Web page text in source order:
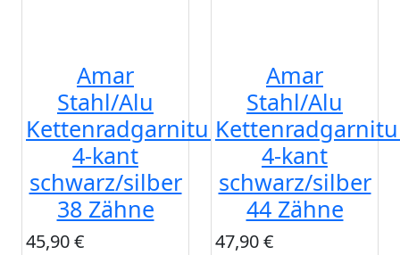
Amar
Stahl/Alu
Kettenradgarnitur
4-kant
schwarz/silber
38 Zähne
45,90 €
Amar
Stahl/Alu
4-kant
schwarz/silber
44 Zähne
47,90 €